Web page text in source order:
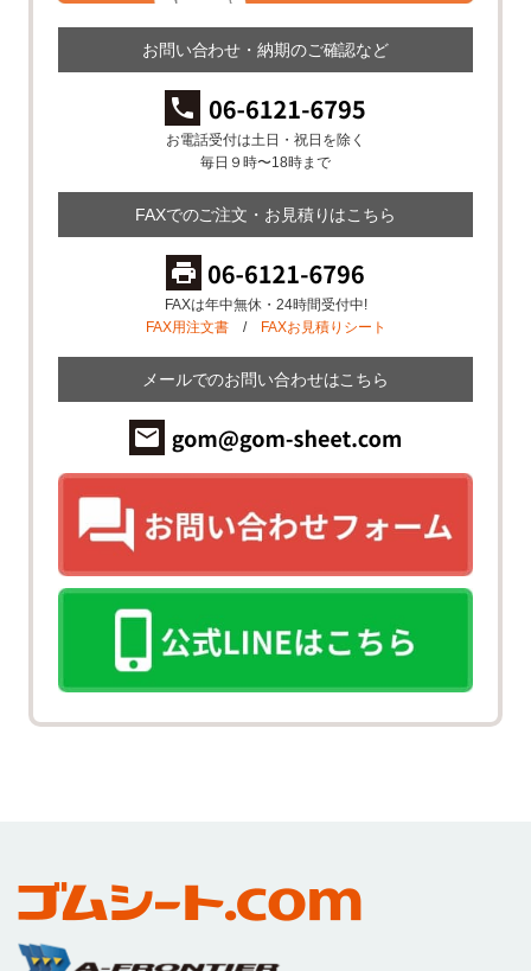
お問い合わせ・納期のご確認など
お電話受付は土日・祝日を除く
毎日９時〜18時まで
FAXでのご注文・お見積りはこちら
FAXは年中無休・24時間受付中!
FAX用注文書/ FAXお見積りシート
メールでのお問い合わせはこちら